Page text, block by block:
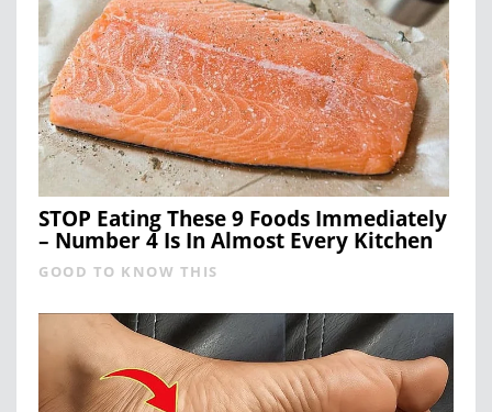
STOP Eating These 9 Foods Immediately
– Number 4 Is In Almost Every Kitchen
GOOD TO KNOW THIS